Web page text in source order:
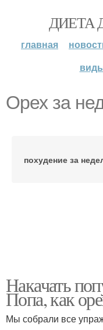
ДИЕТА
главная
Орех за
похудение за
Накачать
Попа, как
Мы собрали все